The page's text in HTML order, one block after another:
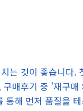
는 것이 좋습니다.
매후기 중 '재구
해 먼저 품질을